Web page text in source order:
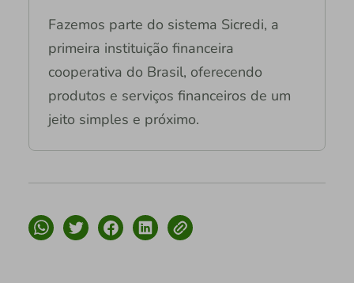
Fazemos parte do sistema Sicredi, a
primeira instituição financeira
cooperativa do Brasil, oferecendo
produtos e serviços financeiros de um
jeito simples e próximo.